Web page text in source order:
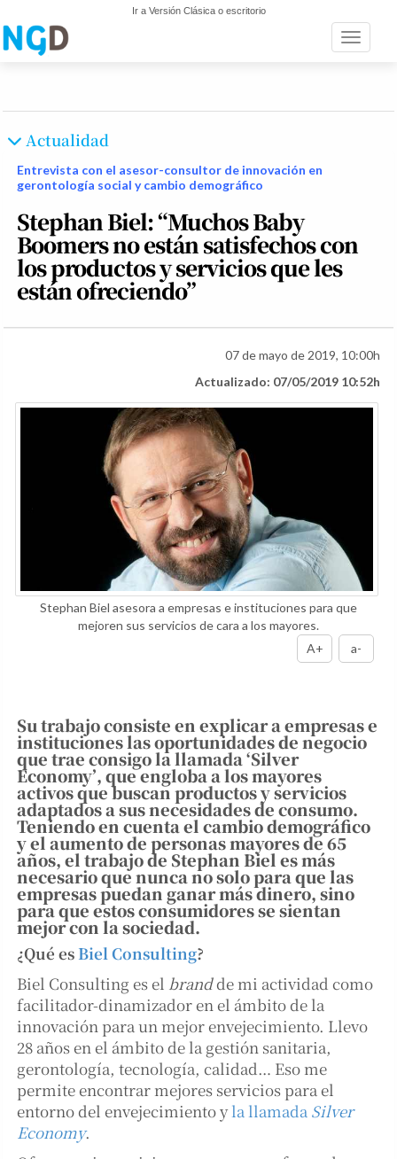
Ir a Versión Clásica o escritorio
Toggle
Actualidad
Entrevista con el asesor-consultor de innovación en
gerontología social y cambio demográfico
Stephan Biel: “Muchos Baby
Boomers no están satisfechos con
los productos y servicios que les
están ofreciendo”
07 de mayo de 2019, 10:00h
Actualizado: 07/05/2019 10:52h
Stephan Biel asesora a empresas e instituciones para que
mejoren sus servicios de cara a los mayores.
A+
a-
Su trabajo consiste en explicar a empresas e
instituciones las oportunidades de negocio
que trae consigo la llamada ‘Silver
Economy’, que engloba a los mayores
activos que buscan productos y servicios
adaptados a sus necesidades de consumo.
Teniendo en cuenta el cambio demográfico
y el aumento de personas mayores de 65
años, el trabajo de Stephan Biel es más
necesario que nunca no solo para que las
empresas puedan ganar más dinero, sino
para que estos consumidores se sientan
mejor con la sociedad.
¿Qué esBiel Consulting?
Biel Consulting es el brandde mi actividad como
facilitador-dinamizador en el ámbito de la
innovación para un mejor envejecimiento. Llevo
28 años en el ámbito de la gestión sanitaria,
gerontología, tecnología, calidad… Eso me
permite encontrar mejores servicios para el
entorno del envejecimiento yla llamada Silver
Economy.